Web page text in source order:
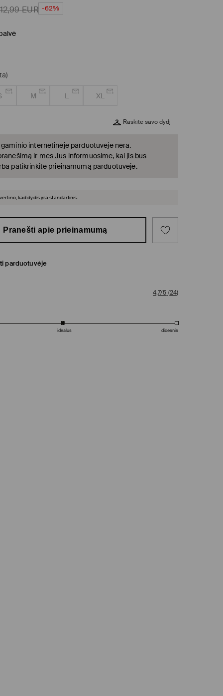
12,99EUR -62%
M L XL
Raskite savo dydį
internetinėje parduotuvėje nėra.
ir mes Jus informuosime, kai jis bus
patikrinkite prieinamumą parduotuvėje.
kad dydis yra standartinis.
Pranešti apie prieinamumą
parduotuvėje
4,7/5 (24)
idealus didesnis